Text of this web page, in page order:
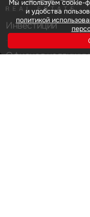
Инвестиции
Офисная
Мы используем cookie-
и удобства
политикой